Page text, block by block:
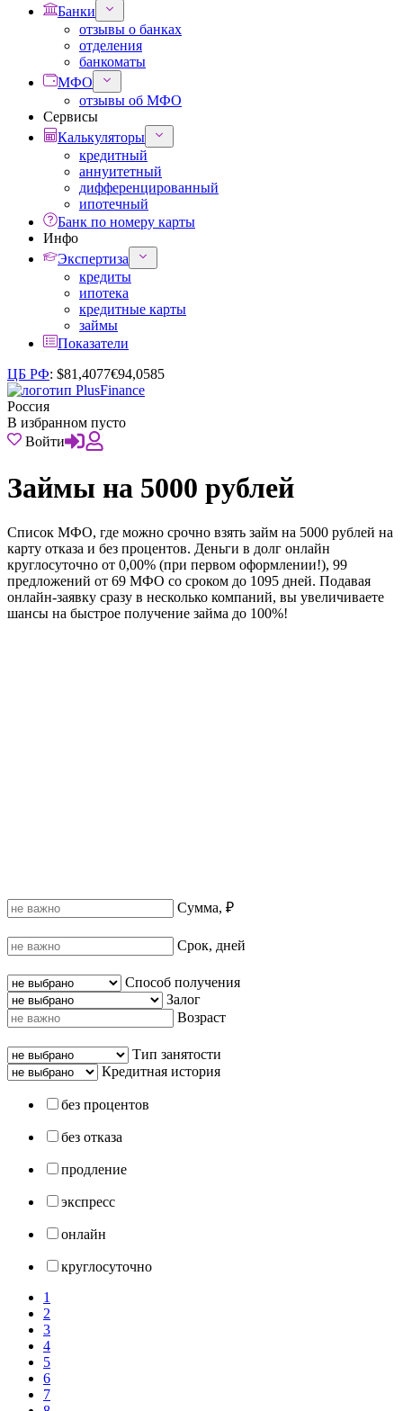
Банки
отзывы о банках
отделения
банкоматы
МФО
отзывы об МФО
Сервисы
Калькуляторы
кредитный
аннуитетный
дифференцированный
ипотечный
Банк по номеру карты
Инфо
Экспертиза
кредиты
ипотека
кредитные карты
займы
Показатели
ЦБ РФ: $81,4077€94,0585
Россия
В избранном пусто
Войти
Займы на 5000 рублей
Список МФО, где можно срочно взять займ на 5000 рублей на
карту отказа и без процентов. Деньги в долг онлайн
круглосуточно от 0,00% (при первом оформлении!), 99
предложений от 69 МФО со сроком до 1095 дней. Подавая
онлайн-заявку сразу в несколько компаний, вы увеличиваете
шансы на быстрое получение займа до 100%!
Сумма, ₽
Срок, дней
Способ получения
Залог
Возраст
Тип занятости
Кредитная история
без процентов
без отказа
продление
экспресс
онлайн
круглосуточно
1
2
3
4
5
6
7